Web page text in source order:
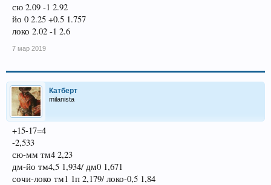
сю 2.09 -1 2.92
йо 0 2.25 +0.5 1.757
локо 2.02 -1 2.6
7 мар 2019
Катберт
milanista
+15-17=4
-2,533
сю-мм тм4 2,23
дм-йо тм4,5 1,934/ дм0 1,671
сочи-локо тм1 1п 2,179/ локо-0,5 1,84